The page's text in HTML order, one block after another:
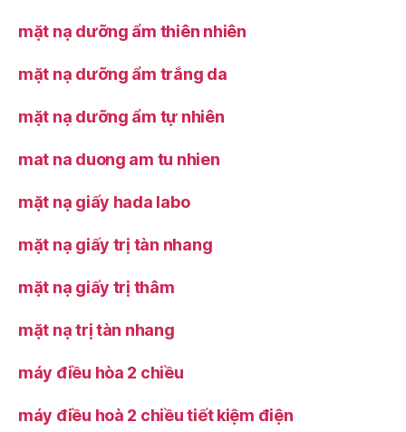
mặt nạ dưỡng ẩm thiên nhiên
mặt nạ dưỡng ẩm trắng da
mặt nạ dưỡng ẩm tự nhiên
mat na duong am tu nhien
mặt nạ giấy hada labo
mặt nạ giấy trị tàn nhang
mặt nạ giấy trị thâm
mặt nạ trị tàn nhang
máy điều hòa 2 chiều
máy điều hoà 2 chiều tiết kiệm điện